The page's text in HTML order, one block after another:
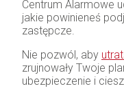
Centrum Alarmowe
jakie powinieneś
zastępcze.
Nie pozwól, aby
zrujnowały Twoje
ubezpieczenie i